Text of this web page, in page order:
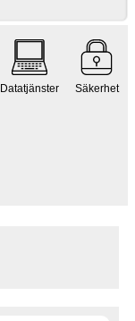
Datatjänster Säkerhet